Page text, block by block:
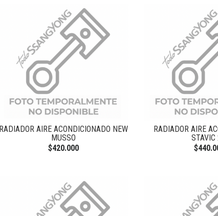
RADIADOR AIRE ACONDICIONADO NEW
MUSSO
$420.000
RADIADOR AIRE
STAVIC